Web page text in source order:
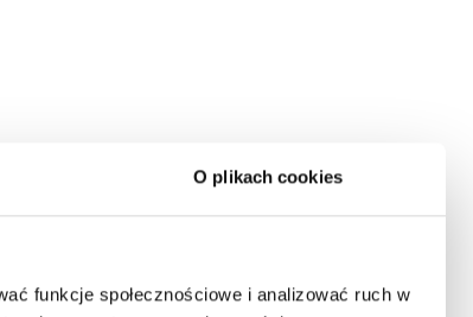
O plikach cookies
funkcje społecznościowe i analizować ruch w